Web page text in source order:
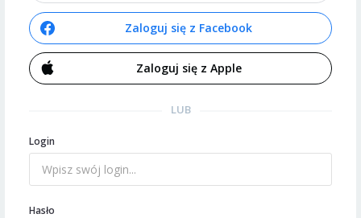
Zaloguj się z Facebook
Zaloguj się z Apple
LUB
Login
Hasło